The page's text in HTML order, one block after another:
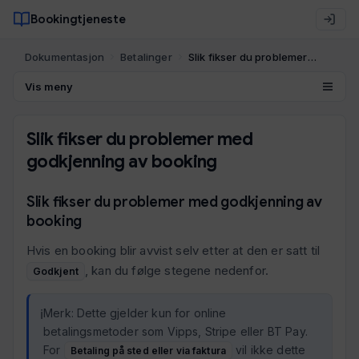
Bookingtjeneste
Dokumentasjon Betalinger Slik fikser du problemer med godkjenning av booking
Vis meny
Slik fikser du problemer med
godkjenning av booking
Slik fikser du problemer med godkjenning av
booking
Hvis en booking blir avvist selv etter at den er satt til
Godkjent , kan du følge stegene nedenfor.
Merk: Dette gjelder kun for online
betalingsmetoder som Vipps, Stripe eller BT Pay.
For
Betaling på sted eller via faktura
vil ikke dette